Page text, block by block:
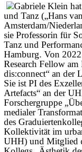
und Tanz („Hans
Amsterdam/
sie Professorin für
Tanz und
Hamburg. Von
Research Fellow
dis:connect“ an der
Sie ist PI des
Artefacts“ an der
Forschergruppe
medialer
des
Kollektivität im
UHH) und Mitglied